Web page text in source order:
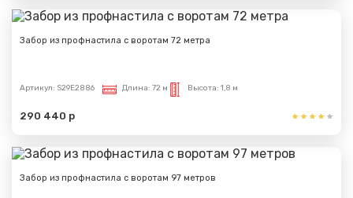
Забор из профнастила с воротам 72 метра
Артикул: S29E2886 Длина: 72 м Высота: 1,8 м
290 440 р
Забор из профнастила с воротам 97 метров
Сообщение успешно
отправлено
Вами.